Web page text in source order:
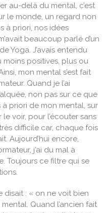
au-delà du mental, c’est
le monde, un regard non
à priori, nos idées
beaucoup parlé d’un
Yoga. J’avais entendu
moins positives, plus ou
mon mental s’est fait
Quand je l’ai
non pas sur ce que
à priori de mon mental, sur
voir, pour l’écouter sans
difficile car, chaque fois
Aujourd’hui encore,
j’ai du mal à
Toujours ce filtre qui se
disait : « on ne voit bien
Quand l’ancien fait